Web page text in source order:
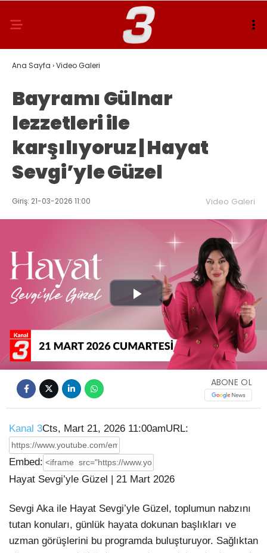
Ana Sayfa ›Video Galeri
Bayramı Gülnar
lezzetleri ile
karşılıyoruz | Hayat
Sevgi’yle Güzel
Giriş: 21-03-2026 11:00 Video Galeri
Play
Video
ABONE OL
Kanal 3Cts, Mart 21, 2026 11:00amURL:
Embed:
Hayat Sevgi’yle Güzel | 21 Mart 2026
Sevgi Aka ile Hayat Sevgi’yle Güzel, toplumun nabzını
tutan konuları, günlük hayata dokunan başlıkları ve
uzman görüşlerini bu programda buluşturuyor. Sağlıktan